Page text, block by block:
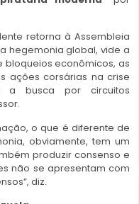
retorna à Assembleia
hegemonia global, vide a
econômicos, as
ações corsárias na crise
a busca por circuitos
o que é diferente de
obviamente, tem um
produzir consenso e
não se apresentam com
diz.